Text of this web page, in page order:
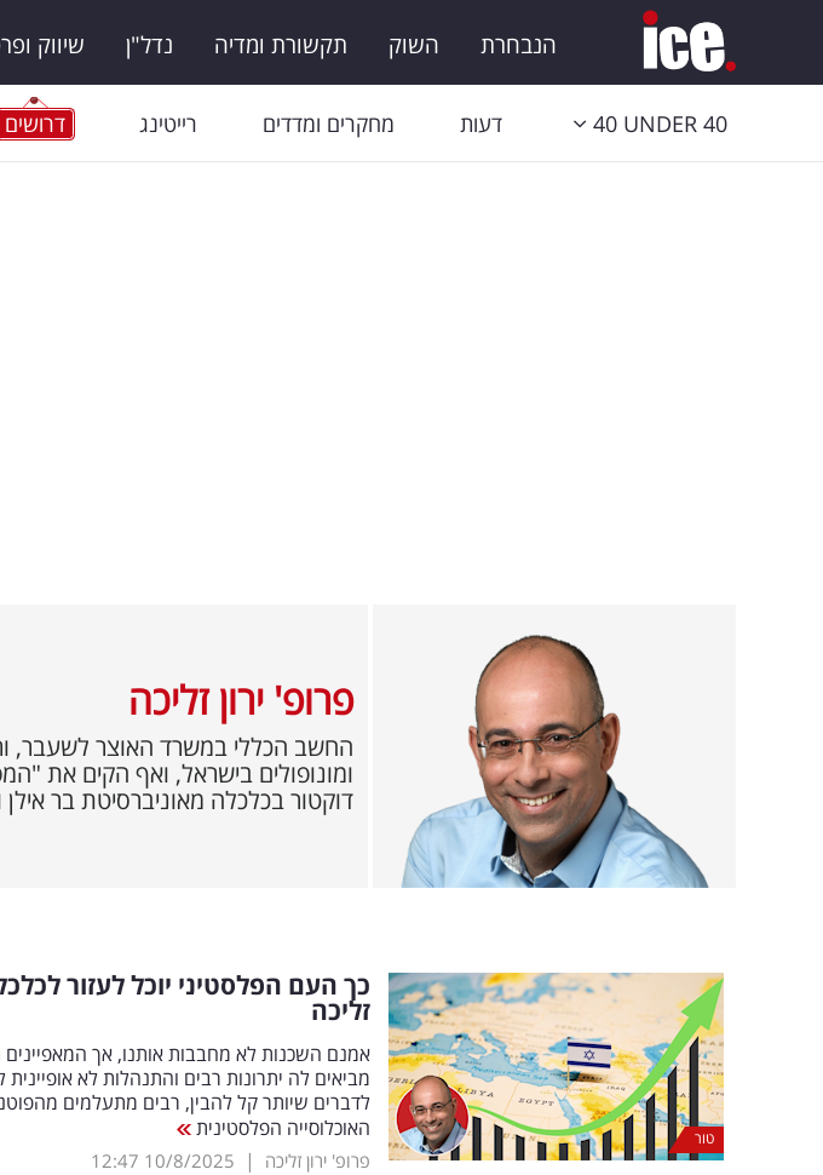
הנבחרת השוק תקשורת ומדיה נדל"ן שיווק
40 UNDER 40 דעות מחקרים ומדדים רייטינג דרושים
פרופ' ירון זליכה
החשב הכללי במשרד האוצר לשעבר,
ומונופולים בישראל, ואף הקים את
דוקטור בכלכלה מאוניברסיטת בר
טור
כך העם הפלסטיני יוכל לעזור
זליכה
אמנם השכנות לא מחבבות אותנו, אך המאפיינים
מביאים לה יתרונות רבים והתנהלות לא
לדברים שיותר קל להבין, רבים מתעלמים
האוכלוסייה הפלסטינית
פרופ' ירון זליכה |
10/8/2025
12:47